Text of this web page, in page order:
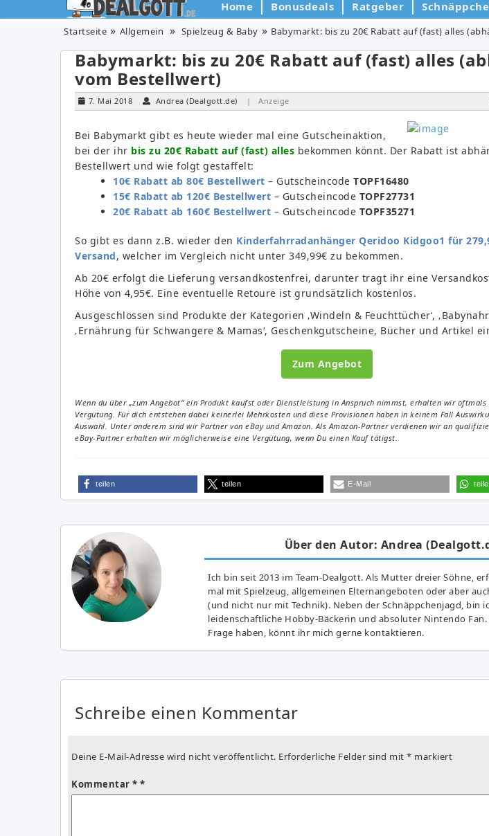
Home Bonusdeals Ratgeber
Startseite Allgemein Spielzeug & Baby Babymarkt: bis zu 20€ Rabatt auf (fast) alles
Babymarkt: bis zu 20€ Rabatt auf (fast) alles
vom Bestellwert)
7. Mai 2018 Andrea (Dealgott.de) | Anzeige
Bei Babymarkt gibt es heute wieder mal eine Gutscheinaktion,
bei der ihr bis zu 20€ Rabatt auf (fast) alles bekommen könnt. Der Rabatt ist
Bestellwert und wie folgt gestaffelt:
10€ Rabatt ab 80€ Bestellwert – Gutscheincode TOPF16480
15€ Rabatt ab 120€ Bestellwert – Gutscheincode TOPF27731
20€ Rabatt ab 160€ Bestellwert – Gutscheincode TOPF35271
So gibt es dann z.B. wieder den Kinderfahrradanhänger Qeridoo Kidgoo1 für
Versand, welcher im Vergleich nicht unter 349,99€ zu bekommen.
Ab 20€ erfolgt die Lieferung versandkostenfrei, darunter tragt ihr eine
Höhe von 4,95€. Eine eventuelle Retoure ist grundsätzlich kostenlos.
Ausgeschlossen sind Produkte der Kategorien ‚Windeln & Feuchttücher‘,
‚Ernährung für Schwangere & Mamas‘, Geschenkgutscheine, Bücher und Artikel
Zum Angebot
Wenn du über „zum Angebot“ ein Produkt kaufst oder Dienstleistung in Anspruch nimmst, erhalten wir
Vergütung. Für dich entstehen dabei keinerlei Mehrkosten und diese Provisionen haben in keinem Fall
Auswahl. Unter anderem sind wir Partner von eBay und Amazon. Als Amazon-Partner verdienen wir an
eBay-Partner erhalten wir möglicherweise eine Vergütung, wenn Du einen Kauf tätigst.
teilen teilen E-Mail
Über den Autor: Andrea
Ich bin seit 2013 im Team-Dealgott. Als Mutter dreier Söhne,
mal mit Spielzeug, allgemeinen Elternangeboten oder aber
(und nicht nur mit Technik). Neben der Schnäppchenjagd, bin
leidenschaftliche Hobby-Bäckerin und absoluter Nintendo
Frage haben, könnt ihr mich gerne kontaktieren.
Schreibe einen Kommentar
Deine E-Mail-Adresse wird nicht veröffentlicht. Erforderliche Felder sind mit * markiert
Kommentar *